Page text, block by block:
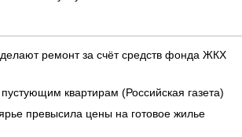
ремонт за счёт средств фонда ЖКХ
квартирам (Российская газета)
превысила цены на готовое жилье